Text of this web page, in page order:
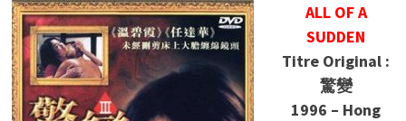
ALL OF A
SUDDEN
Titre Original :
驚變
1996 – Hong